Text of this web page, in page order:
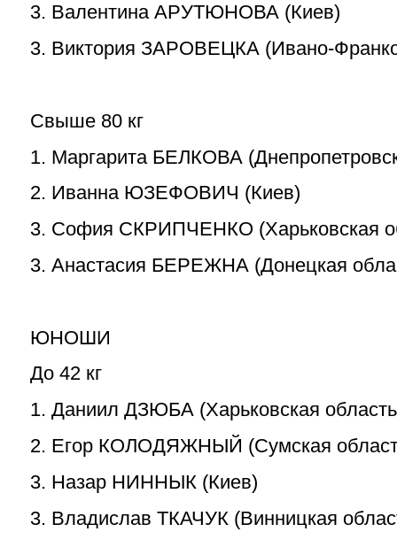
3. Валентина АРУТЮНОВА (Киев)
3. Виктория ЗАРОВЕЦКА (Ивано-
Свыше 80 кг
1. Маргарита БЕЛКОВА
2. Иванна ЮЗЕФОВИЧ (Киев)
3. София СКРИПЧЕНКО (Харьковская
3. Анастасия БЕРЕЖНА (Донецкая
ЮНОШИ
До 42 кг
1. Даниил ДЗЮБА (Харьковская
2. Егор КОЛОДЯЖНЫЙ (Сумская
3. Назар НИННЫК (Киев)
3. Владислав ТКАЧУК (Винницкая